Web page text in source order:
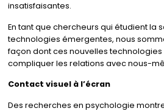
insatisfaisantes.
En tant que chercheurs qui étudient la
technologies émergentes, nous
façon dont ces nouvelles
compliquer les relations avec nous-
Contact visuel à l’écran
Des recherches en psychologie